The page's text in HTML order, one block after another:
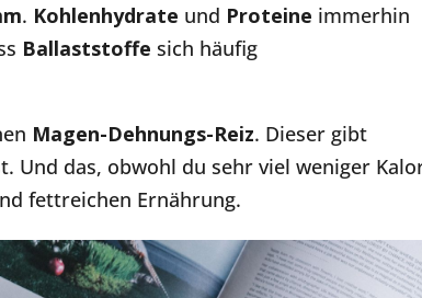
. Kohlenhydrate und Proteine immerhin
Ballaststoffe sich häufig
Magen-Dehnungs-Reiz. Dieser gibt
Und das, obwohl du sehr viel weniger
fettreichen Ernährung.